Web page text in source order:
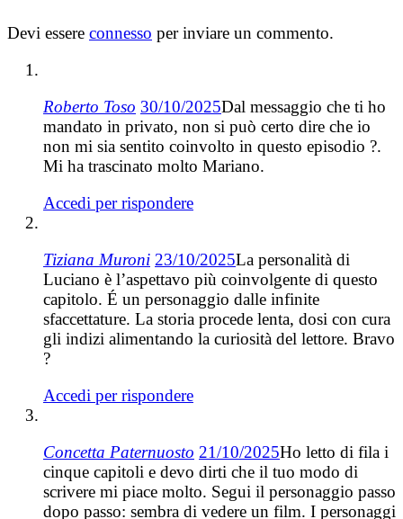
Devi essere connesso per inviare un commento.
Roberto Toso 30/10/2025Dal messaggio che ti ho
mandato in privato, non si può certo dire che io
non mi sia sentito coinvolto in questo episodio ?.
Mi ha trascinato molto Mariano.
Accedi per rispondere
Tiziana Muroni 23/10/2025La personalità di
Luciano è l’aspettavo più coinvolgente di questo
capitolo. É un personaggio dalle infinite
sfaccettature. La storia procede lenta, dosi con cura
gli indizi alimentando la curiosità del lettore. Bravo
?
Accedi per rispondere
Concetta Paternuosto 21/10/2025Ho letto di fila i
cinque capitoli e devo dirti che il tuo modo di
scrivere mi piace molto. Segui il personaggio passo
dopo passo: sembra di vedere un film. I personaggi